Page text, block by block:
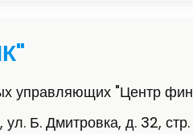
управляющих "Центр
ул. Б. Дмитровка, д. 32, стр.